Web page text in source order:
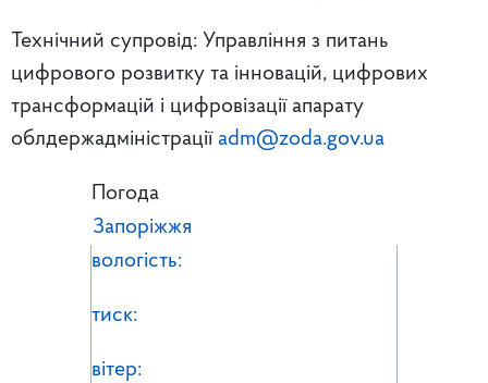
Технічний супровід: Управління з питань
цифрового розвитку та інновацій, цифрових
трансформацій і цифровізації апарату
облдержадміністрації adm@zoda.gov.ua
Погода
Запоріжжя
вологість:
тиск:
вітер: